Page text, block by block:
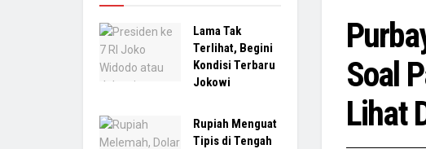
Soal
Lihat
Lama Tak
Terlihat, Begini
Kondisi Terbaru
Jokowi
Rupiah Menguat
Tipis di Tengah